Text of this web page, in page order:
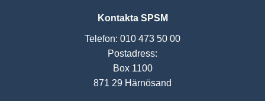
Kontakta SPSM
Telefon: 010 473 50 00
Postadress:
Box 1100
871 29 Härnösand